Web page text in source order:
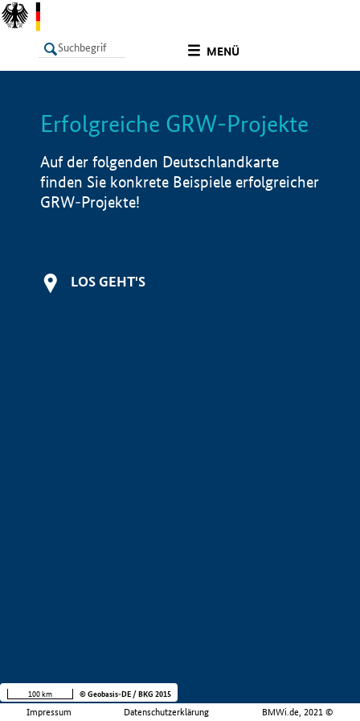
MENÜ
LISTE Info
Erfolgreiche GRW-Projekte
Auf der folgenden Deutschlandkarte
finden Sie konkrete Beispiele erfolgreicher
GRW-Projekte!
LOS GEHT'S
Impressum Datenschutzerklärung BMWi.de, 2021 ©
100 km © Geobasis-DE / BKG 2015